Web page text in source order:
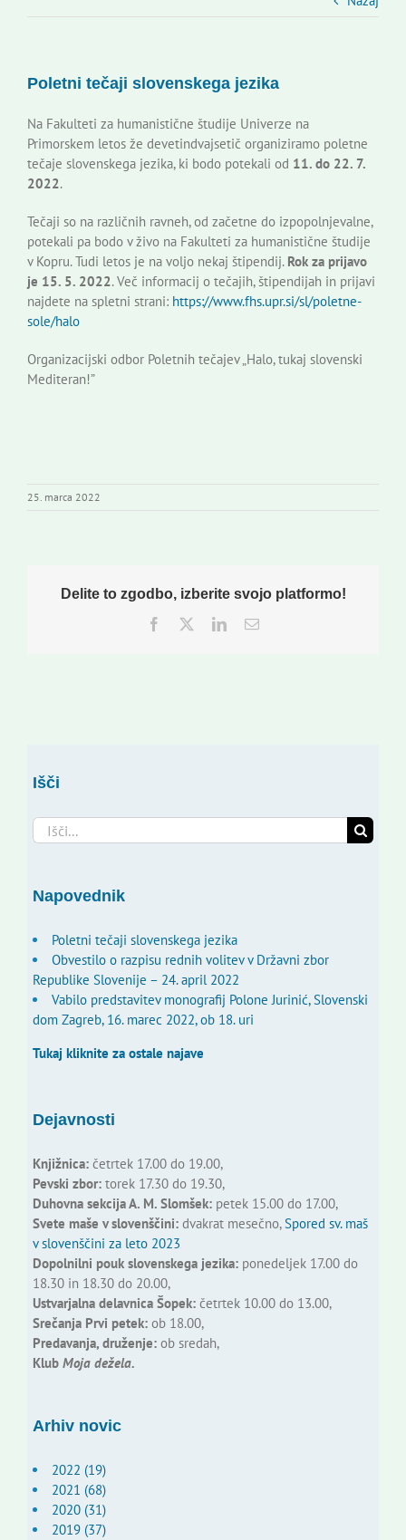
Kontakti
Novi odmev – naše glasilo
Založništvo
Koristne informacije
Poletni tečaji slovenskega jezika
Na Fakulteti za humanistične študije Univerze na
Primorskem letos že devetindvajsetič organiziramo poletne
tečaje slovenskega jezika, ki bodo potekali od 11. do 22. 7.
2022.
Tečaji so na različnih ravneh, od začetne do izpopolnjevalne,
potekali pa bodo v živo na Fakulteti za humanistične študije
v Kopru. Tudi letos je na voljo nekaj štipendij. Rok za prijavo
je 15. 5. 2022. Več informacij o tečajih, štipendijah in prijavi
najdete na spletni strani: https://www.fhs.upr.si/sl/poletne-
sole/halo
Organizacijski odbor Poletnih tečajev „Halo, tukaj slovenski
Mediteran!”
25. marca 2022
Delite to zgodbo, izberite svojo platformo!
Facebook
TwitterLinkedInEmail
Išči
Search
for:
Napovednik
Poletni tečaji slovenskega jezika
Obvestilo o razpisu rednih volitev v Državni zbor
Republike Slovenije – 24. april 2022
Vabilo predstavitev monografij Polone Jurinić, Slovenski
dom Zagreb, 16. marec 2022, ob 18. uri
Tukaj kliknite za ostale najave
Dejavnosti
Knjižnica:četrtek 17.00 do 19.00,
Pevski zbor:torek 17.30 do 19.30,
Duhovna sekcija A. M. Slomšek:petek 15.00 do 17.00,
Svete maše v slovenščini:dvakrat mesečno,Spored sv. maš
v slovenščini za leto 2023
Dopolnilni pouk slovenskega jezika:ponedeljek 17.00 do
18.30 in 18.30 do 20.00,
Ustvarjalna delavnica Šopek:četrtek 10.00 do 13.00,
Srečanja Prvi petek:ob 18.00,
Predavanja, druženje:ob sredah,
Klub Moja dežela.
Arhiv novic
2022 (19)
2021 (68)
2020 (31)
2019 (37)